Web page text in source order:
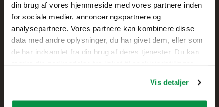
din brug af vores hjemmeside med vores partnere inden
for sociale medier, annonceringspartnere og
analysepartnere. Vores partnere kan kombinere disse
data med andre oplysninger, du har givet dem, eller som
de har indsamlet fra din brug af deres tjenester. Du kan
Vis detaljer
Skolegade 61
7400 Herning,
DANMARK